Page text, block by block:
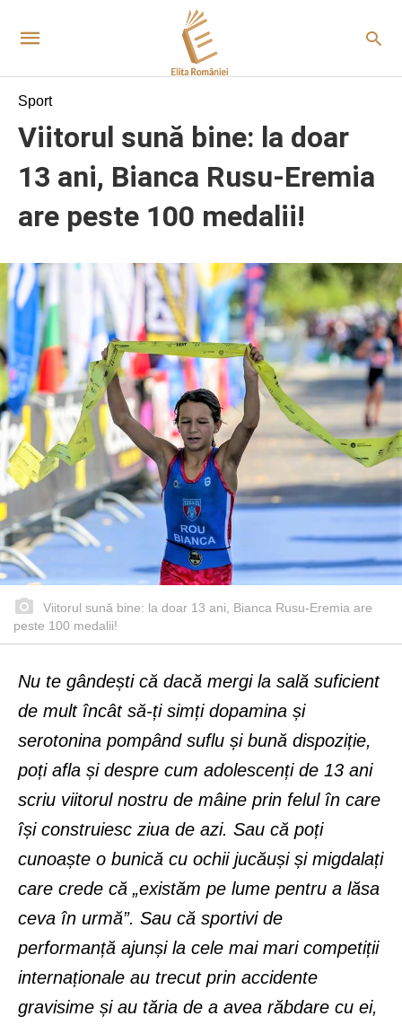
Sport
Viitorul sună bine: la doar
13 ani, Bianca Rusu-Eremia
are peste 100 medalii!
Viitorul sună bine: la doar 13 ani, Bianca Rusu-Eremia are
peste 100 medalii!
Nu te gândești că dacă mergi la sală suficient
de mult încât să-ți simți dopamina și
serotonina pompând suflu și bună dispoziție,
poți afla și despre cum adolescenți de 13 ani
scriu viitorul nostru de mâine prin felul în care
își construiesc ziua de azi. Sau că poți
cunoaște o bunică cu ochii jucăuși și migdalați
care crede că „existăm pe lume pentru a lăsa
ceva în urmă”. Sau că sportivi de
performanță ajunși la cele mai mari competiții
internaționale au trecut prin accidente
gravisime și au tăria de a avea răbdare cu ei,